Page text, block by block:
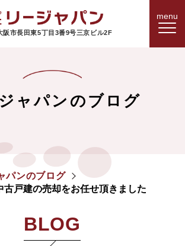
市長田東5丁目3番9号三京ビル2F
ャパンのブログ
パンのブログ
古戸建の売却をお任せ頂きました
BLOG